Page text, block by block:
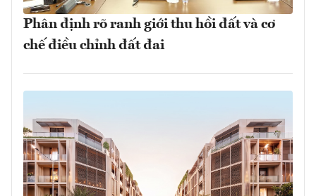
Phân định rõ ranh giới thu hồi đất và cơ
chế điều chỉnh đất đai